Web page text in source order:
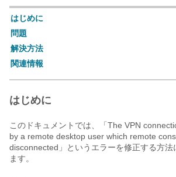
はじめに
問題
解決方法
関連情報
はじめに
このドキュメントでは、「The VPN
by a remote desktop user which remote
disconnected」というエラーを修正する方法
ます。